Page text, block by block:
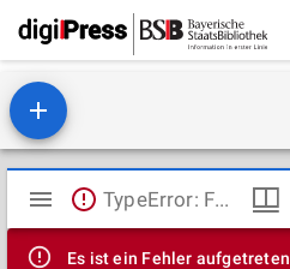
Mirador
Viewer
TypeError: Failed to fetch
Es ist ein Fehler aufgetreten